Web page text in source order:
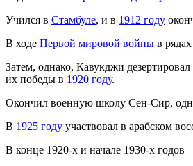
Учился в Стамбуле, и в 1912 году
В ходе Первой мировой войны в
Затем, однако, Кавукджи
их победы в 1920 году.
Окончил военную школу Сен-Сир,
В 1925 году участвовал в арабском
В конце 1920-х и начале 1930-х